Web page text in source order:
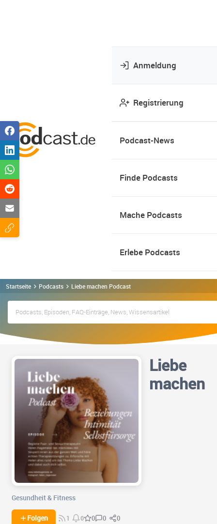
Anmeldung
Registrierung
Podcast-News
Finde Podcasts
Mache Podcasts
Erlebe Podcasts
Startseite Podcasts Liebe machen Podcast
Liebe
machen
Gesundheit & Fitness
Folgen 1 0 0 0 0